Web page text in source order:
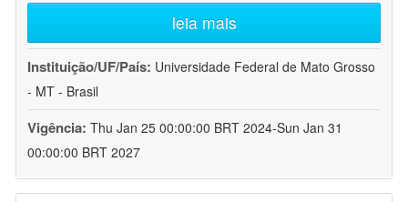
leia mais
Instituição/UF/País: Universidade Federal de Mato Grosso
- MT - Brasil
Vigência: Thu Jan 25 00:00:00 BRT 2024-Sun Jan 31
00:00:00 BRT 2027